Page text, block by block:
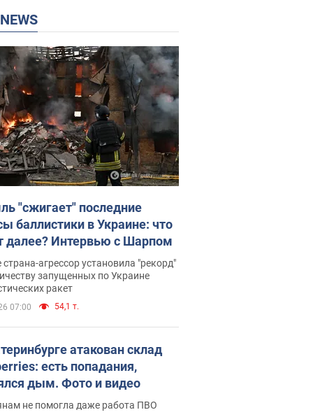
NEWS
"сжигает" последние
баллистики в Украине: что
далее? Интервью с Шарпом
агрессор установила "рекорд"
запущенных по Украине
ракет
07:00 54,1 т.
атакован склад
есть попадания,
дым. Фото и видео
не помогла даже работа ПВО